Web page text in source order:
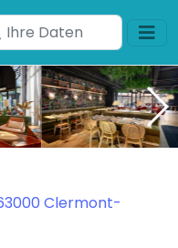
Geben
Sie
Ihre
Daten
ein
Clermont-